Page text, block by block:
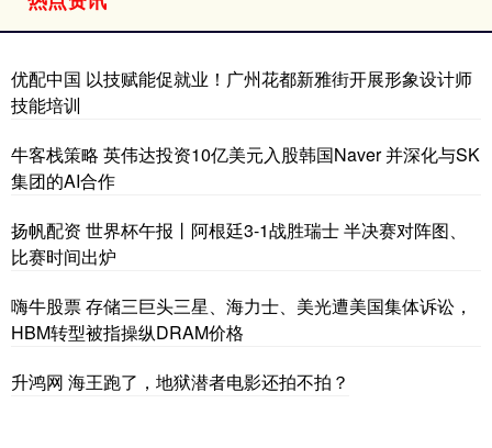
优配中国 以技赋能促就业！广州花都新雅街开展形象设计师
技能培训
牛客栈策略 英伟达投资10亿美元入股韩国Naver 并深化与SK
集团的AI合作
扬帆配资 世界杯午报丨阿根廷3-1战胜瑞士 半决赛对阵图、
比赛时间出炉
嗨牛股票 存储三巨头三星、海力士、美光遭美国集体诉讼，
HBM转型被指操纵DRAM价格
升鸿网 海王跑了，地狱潜者电影还拍不拍？